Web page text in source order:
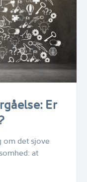
Er
om det sjove
at